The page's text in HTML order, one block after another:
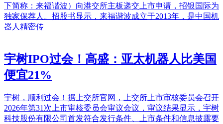
下简称：来福谐波）向港交所主板递交上市申请，招银国际为
独家保荐人。招股书显示，来福谐波成立于2013年，是中国机
器人精密传
宇树IPO过会！高盛：亚太机器人比美国
便宜21%
宇树，顺利过会！据上交所官网，上交所上市审核委员会召开
2026年第31次上市审核委员会审议会议，审议结果显示，宇树
科技股份有限公司首发符合发行条件、上市条件和信息披露要